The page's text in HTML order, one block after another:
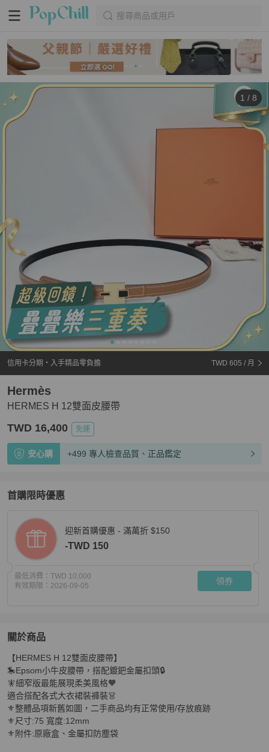
搜尋商品或用戶
1 / 8
信用卡分期・入手精品零負擔 TWD 605 / 月
HERMES H 12雙面皮腰帶
Hermès
TWD 16,400 免運
安心購 +499 專人檢查品質、正品鑑定
首購限時優惠
迎新首購優惠 - 滿萬折 $150
-TWD 150
最低消費： TWD 10,000
有效期限： 2026-09-05 領券
關於商品
關於HERMES H 12雙面皮腰帶
【HERMES H 12雙面皮腰帶】
🎠Epsom小牛皮腰帶，搭配鍍鈀金屬扣頭🔒
🧚細窄版最能展現柔美風格🧡
適合搭配各式大衣裙裝褲裝👗
⚜️整體品項新舊如圖，二手商品均有正常使用/存放痕跡
⚜️尺寸:75 寬度:12mm
⚜️附件:原廠盒、金屬扣防塵袋